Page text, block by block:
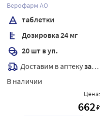
Верофарм АО
таблетки
Дозировка 24 мг
20 шт в уп.
Доставим в аптекузавтра
В наличии
Цена:
662₽